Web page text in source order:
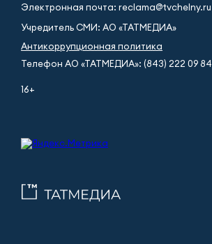
Электронная почта: reclama@tvchelny.ru
Учредитель СМИ: АО «ТАТМЕДИА»
Антикоррупционная политика
Телефон АО «ТАТМЕДИА»: (843) 222 09 84
16+